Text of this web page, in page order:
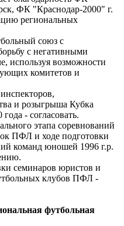
ФК "Краснодар-2000" г.
региональных
союз с
с негативными
используя возможности
комитетов и
и розыгрыша Кубка
- согласовать.
этапа соревнований
ПФЛ и ходе подготовки
команд юношей 1996 г.р.
семинаров юристов и
клубов ПФЛ -
футбольная